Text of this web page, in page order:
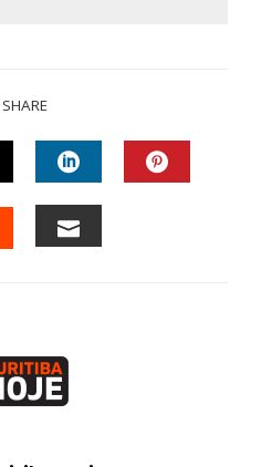
SHARE
LINKEDIN